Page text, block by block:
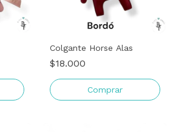
Colgante Horse Alas
$18.000
Comprar